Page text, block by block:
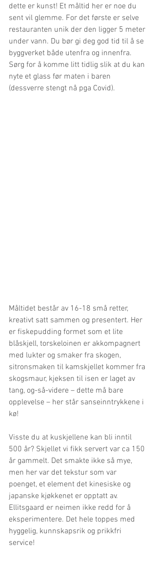
dette er kunst! Et måltid her er noe du
sent vil glemme. For det første er selve
restauranten unik der den ligger 5 meter
under vann. Du bør gi deg god tid til å se
byggverket både utenfra og innenfra.
Sørg for å komme litt tidlig slik at du kan
nyte et glass før maten i baren
(dessverre stengt nå pga Covid).
Måltidet består av 16-18 små retter,
kreativt satt sammen og presentert. Her
er fiskepudding formet som et lite
blåskjell, torskeloinen er akkompagnert
med lukter og smaker fra skogen,
sitronsmaken til kamskjellet kommer fra
skogsmaur, kjeksen til isen er laget av
tang, og-så-videre – dette må bare
opplevelse – her står sanseinntrykkene i
kø!
Visste du at kuskjellene kan bli inntil
500 år? Skjellet vi fikk servert var ca 150
år gammelt. Det smakte ikke så mye,
men her var det tekstur som var
poenget, et element det kinesiske og
japanske kjøkkenet er opptatt av.
Ellitsgaard er neimen ikke redd for å
eksperimentere. Det hele toppes med
hyggelig, kunnskapsrik og prikkfri
service!